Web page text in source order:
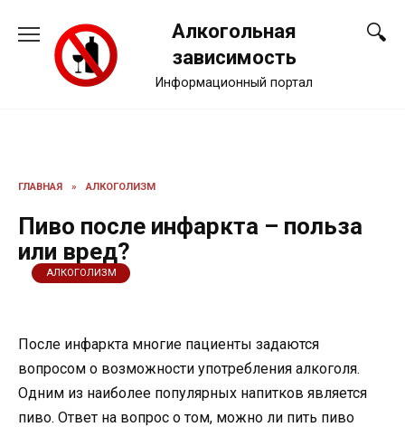
содержанию
Алкогольная
зависимость
Информационный портал
ГЛАВНАЯ » АЛКОГОЛИЗМ
Пиво после инфаркта – польза
или вред?
АЛКОГОЛИЗМ
После инфаркта многие пациенты задаются
вопросом о возможности употребления алкоголя.
Одним из наиболее популярных напитков является
пиво. Ответ на вопрос о том, можно ли пить пиво